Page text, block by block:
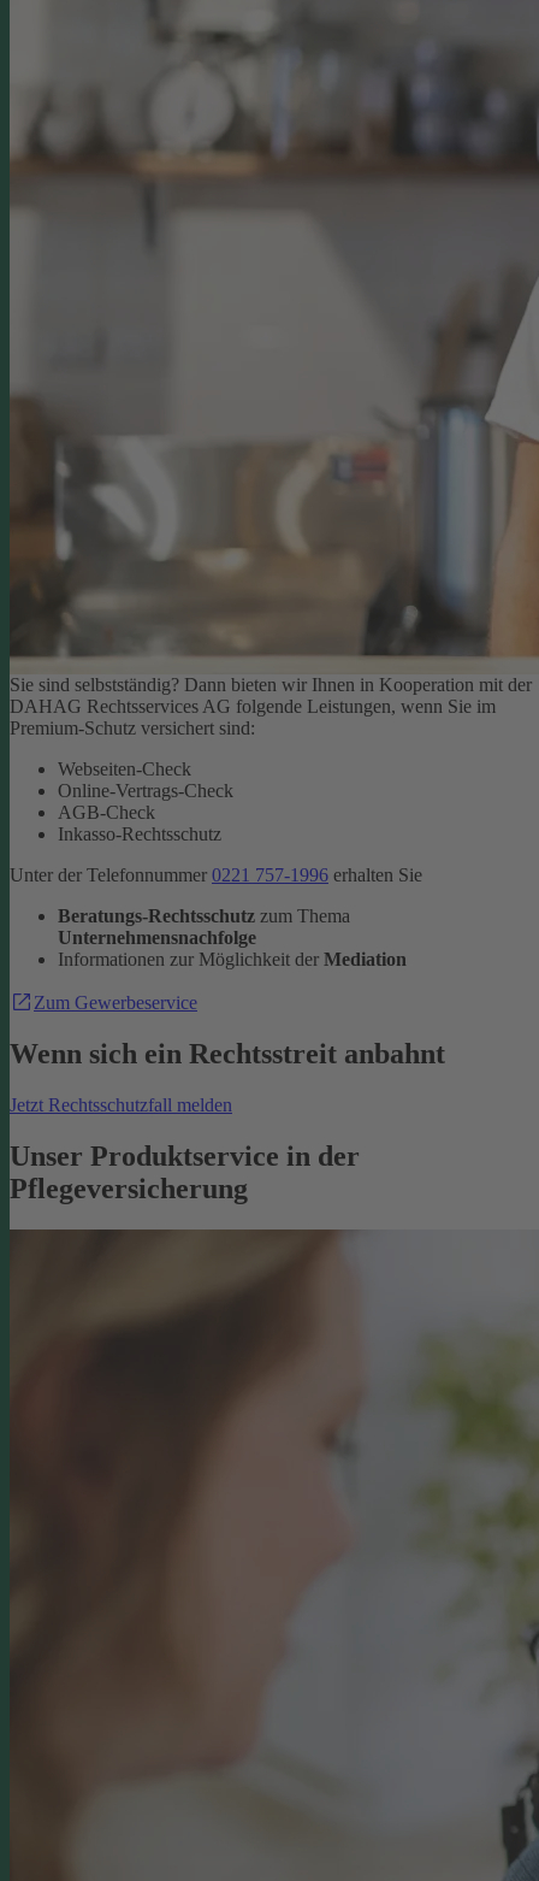
Sie sind selbstständig? Dann bieten wir Ihnen in Kooperation mit der
DAHAG Rechtsservices AG folgende Leistungen, wenn Sie im
Premium-Schutz versichert sind:
Webseiten-Check
Online-Vertrags-Check
AGB-Check
Inkasso-Rechtsschutz
Unter der Telefonnummer 0221 757-1996 erhalten Sie
Beratungs-Rechtsschutz zum Thema
Unternehmensnachfolge
Informationen zur Möglichkeit der Mediation
Zum Gewerbeservice
Wenn sich ein Rechtsstreit anbahnt
Jetzt Rechtsschutzfall melden
Unser Produktservice in der
Pflegeversicherung